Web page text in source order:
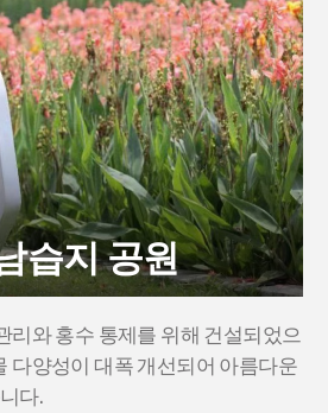
습지 공원
리와 홍수 통제를 위해 건설되었으
다양성이 대폭 개선되어 아름다운
다.